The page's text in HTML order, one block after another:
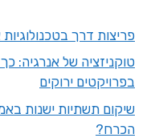
פריצות דרך
טוקניזציה של אנרגיה:
בפרויקטים ירוקים
שיקום תשתיות ישנות
הכרח?